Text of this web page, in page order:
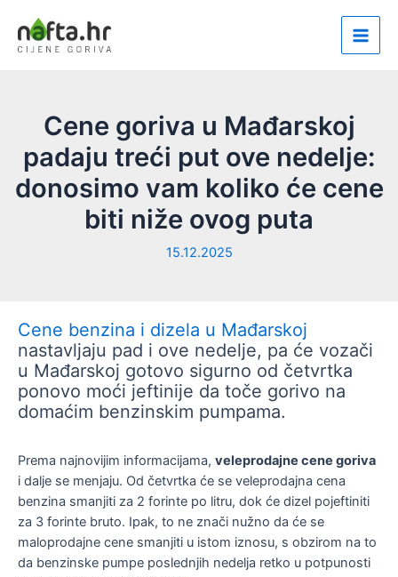
садржај
Main
Cene goriva u Mađarskoj
padaju treći put ove nedelje:
donosimo vam koliko će cene
biti niže ovog puta
15.12.2025
Cene benzina i dizela u Mađarskoj
nastavljaju pad i ove nedelje, pa će vozači
u Mađarskoj gotovo sigurno od četvrtka
ponovo moći jeftinije da toče gorivo na
domaćim benzinskim pumpama.
Prema najnovijim informacijama, veleprodajne cene goriva
i dalje se menjaju. Od četvrtka će se veleprodajna cena
benzina smanjiti za 2 forinte po litru, dok će dizel pojeftiniti
za 3 forinte bruto. Ipak, to ne znači nužno da će se
maloprodajne cene smanjiti u istom iznosu, s obzirom na to
da benzinske pumpe poslednjih nedelja retko u potpunosti